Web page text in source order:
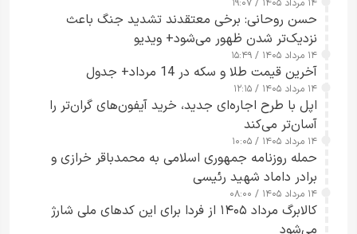
۱۴ مرداد ۱۴۰۵ / ۱۹:۰۷
حسن روحانی: برخی معتقدند تشدید جنگ باعث
نزدیک‌تر شدن ظهور می‌شود+ ویدیو
۱۴ مرداد ۱۴۰۵ / ۱۵:۴۹
آخرین قیمت طلا و سکه در 14 مرداد+ جدول
۱۴ مرداد ۱۴۰۵ / ۱۲:۱۵
اپل با طرح اجاره‌ای جدید، خرید آیفون‌های گران‌تر را
آسان‌تر می‌کند
۱۴ مرداد ۱۴۰۵ / ۱۰:۰۵
حمله روزنامه جمهوری اسلامی به محمدباقر خرازی و
برادر داماد شهید رئیسی
۱۴ مرداد ۱۴۰۵ / ۰۸:۰۰
کالابرگ مرداد ۱۴۰۵ از فردا برای این کدهای ملی شارژ
می‌شود